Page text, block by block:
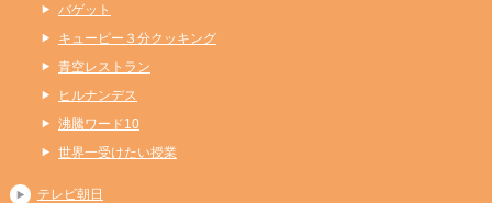
バゲット
キューピー３分クッキング
青空レストラン
ヒルナンデス
沸騰ワード10
世界一受けたい授業
テレビ朝日